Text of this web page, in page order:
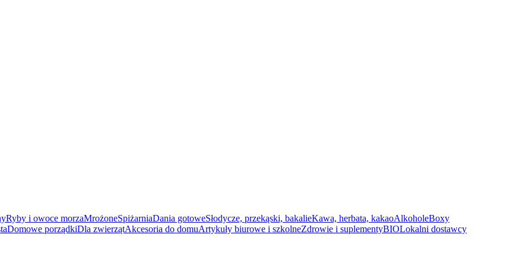
Ryby i owoce morzaMrożoneSpiżarniaDania gotoweSłodycze, przekąski, bakalieKawa, herbata, kakaoAlkoholeBoxy
Domowe porządkiDla zwierzątAkcesoria do domuArtykuły biurowe i szkolneZdrowie i suplementyBIOLokalni dostawcy